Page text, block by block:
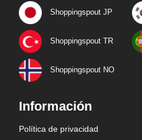
Shoppingspout JP
Shoppingspout TR
Shoppingspout NO
Información
Política de privacidad